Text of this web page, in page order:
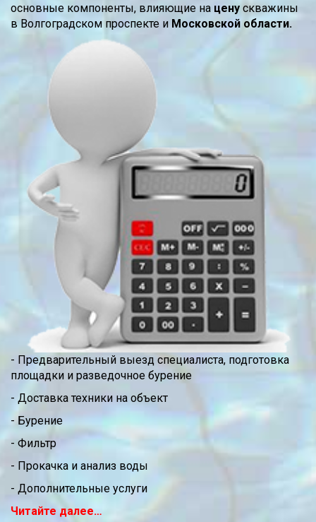
основные компоненты, влияющие на цену скважины
в Волгоградском проспекте и Московской области.
- Предварительный выезд специалиста, подготовка
площадки и разведочное бурение
- Доставка техники на объект
- Бурение
- Фильтр
- Прокачка и анализ воды
- Дополнительные услуги
Читайте далее…